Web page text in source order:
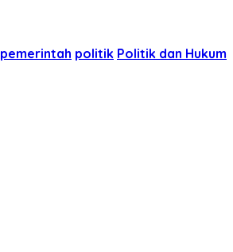
pemerintah politik Politik dan Hukum